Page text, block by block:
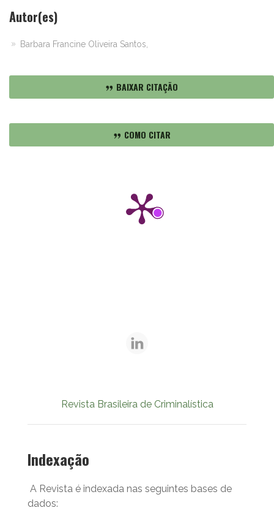
Autor(es)
Barbara Francine Oliveira Santos,
BAIXAR CITAÇÃO
COMO CITAR
Revista Brasileira de Criminalística
Indexação
A Revista é indexada nas seguintes bases de
dados: